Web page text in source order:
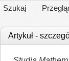
Szukaj
Artykuł -